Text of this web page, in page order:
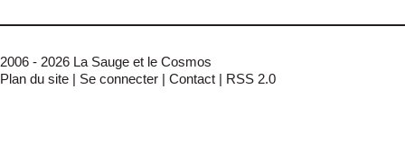
2006 - 2026 La Sauge et le Cosmos
Plan du site | Se connecter | Contact | RSS 2.0